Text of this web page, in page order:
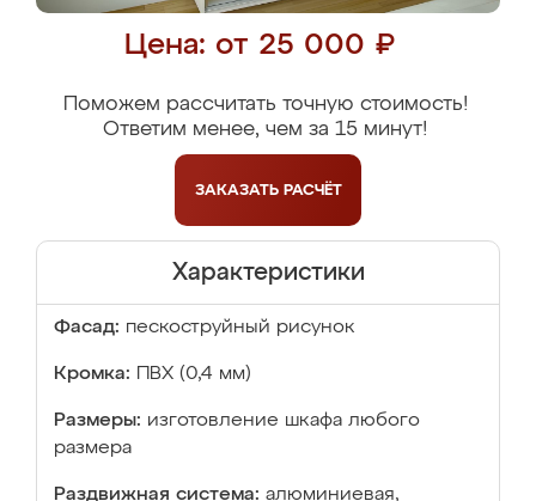
Цена: от 25 000 ₽
Поможем рассчитать точную стоимость!
Ответим менее, чем за 15 минут!
ЗАКАЗАТЬ РАСЧЁТ
Характеристики
Фасад: пескоструйный рисунок
Кромка: ПВХ (0,4 мм)
Размеры: изготовление шкафа любого
размера
Раздвижная система: алюминиевая,